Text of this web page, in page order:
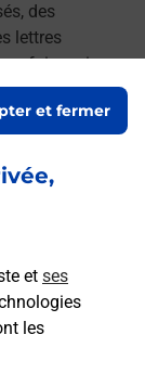
et ses
les
et fermer
des
lettres
faire suivre
quand vous
en ligne de